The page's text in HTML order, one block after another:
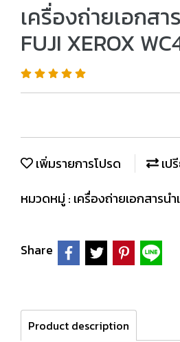
เครื่องถ่ายเอกสา
FUJI XEROX
เพิ่มรายการโปรด
เป
หมวดหมู่ : เครื่องถ่ายเอกสารนำ
Share
Product description